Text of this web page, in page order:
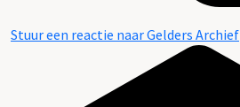
Stuur een reactie naar Gelders Archief